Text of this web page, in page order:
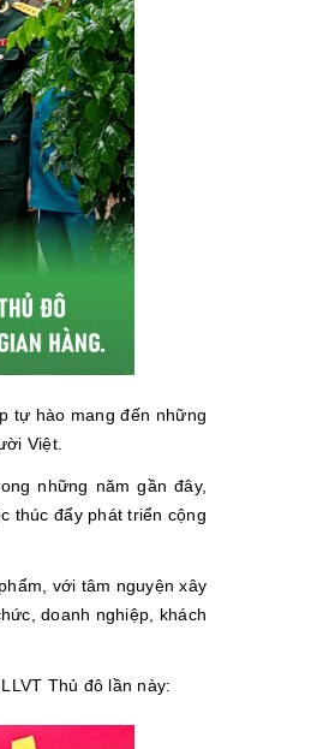
tự hào mang đến những
Việt.
những năm gần đây,
thúc đẩy phát triển cộng
với tâm nguyện xây
doanh nghiệp, khách
Thủ đô lần này: